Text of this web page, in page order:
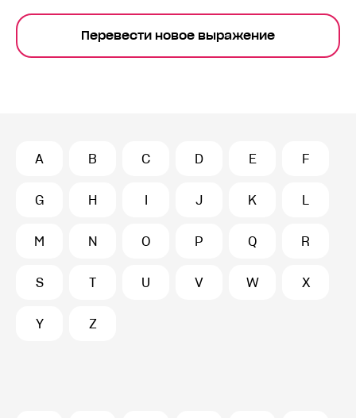
Перевести новое выражение
A B C D E F
G H I J K L
M N O P Q R
S T U V W X
Y Z